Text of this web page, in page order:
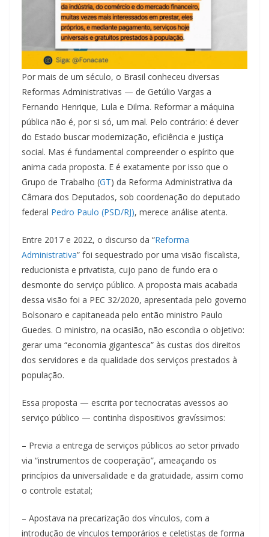
Por mais de um século, o Brasil conheceu diversas
Reformas Administrativas — de Getúlio Vargas a
Fernando Henrique, Lula e Dilma. Reformar a máquina
pública não é, por si só, um mal. Pelo contrário: é dever
do Estado buscar modernização, eficiência e justiça
social. Mas é fundamental compreender o espírito que
anima cada proposta. E é exatamente por isso que o
Grupo de Trabalho (GT) da Reforma Administrativa da
Câmara dos Deputados, sob coordenação do deputado
federal Pedro Paulo (PSD/RJ), merece análise atenta.
Entre 2017 e 2022, o discurso da “Reforma
Administrativa” foi sequestrado por uma visão fiscalista,
reducionista e privatista, cujo pano de fundo era o
desmonte do serviço público. A proposta mais acabada
dessa visão foi a PEC 32/2020, apresentada pelo governo
Bolsonaro e capitaneada pelo então ministro Paulo
Guedes. O ministro, na ocasião, não escondia o objetivo:
gerar uma “economia gigantesca” às custas dos direitos
dos servidores e da qualidade dos serviços prestados à
população.
Essa proposta — escrita por tecnocratas avessos ao
serviço público — continha dispositivos gravíssimos:
– Previa a entrega de serviços públicos ao setor privado
via “instrumentos de cooperação”, ameaçando os
princípios da universalidade e da gratuidade, assim como
o controle estatal;
– Apostava na precarização dos vínculos, com a
introdução de vínculos temporários e celetistas de forma